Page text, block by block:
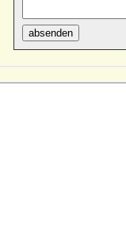
absenden